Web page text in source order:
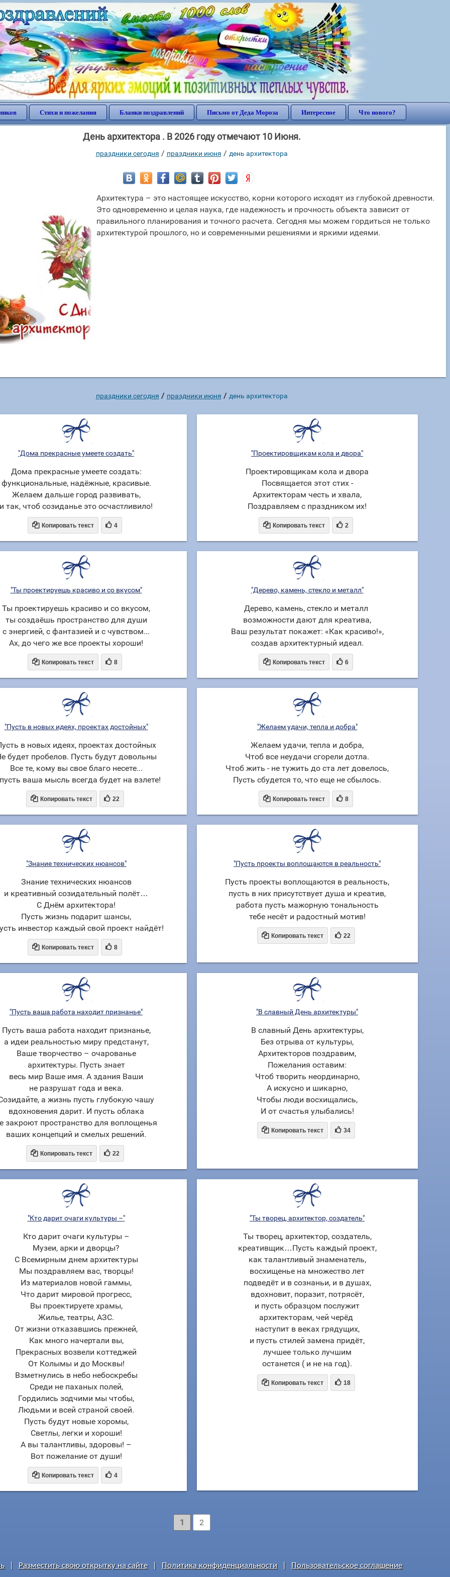
Стихи и пожелания Бланки поздравлений Письмо от Деда Мороза Интересное Что нового?
День архитектора . В 2026 году отмечают 10 Июня.
праздники сегодня / праздники июня / день архитектора
Архитектура – это настоящее искусство, корни которого исходят из глубокой древности.
Это одновременно и целая наука, где надежность и прочность объекта зависит от
правильного планирования и точного расчета. Сегодня мы можем гордиться не только
архитектурой прошлого, но и современными решениями и яркими идеями.
праздники сегодня / праздники июня / день архитектора
"Дома прекрасные умеете создать"
Дома прекрасные умеете создать:
функциональные, надёжные, красивые.
Желаем дальше город развивать,
и так, чтоб созиданье это осчастливило!
 Копировать текст  4
"Проектировщикам кола и двора"
Проектировщикам кола и двора
Посвящается этот стих -
Архитекторам честь и хвала,
Поздравляем с праздником их!
 Копировать текст  2
"Ты проектируешь красиво и со вкусом"
Ты проектируешь красиво и со вкусом,
ты создаёшь пространство для души
с энергией, с фантазией и с чувством...
Ах, до чего же все проекты хороши!
 Копировать текст  8
"Дерево, камень, стекло и металл"
Дерево, камень, стекло и металл
возможности дают для креатива,
Ваш результат покажет: «Как красиво!»,
создав архитектурный идеал.
 Копировать текст  6
"Пусть в новых идеях, проектах достойных"
в новых идеях, проектах достойных
будет пробелов. Пусть будут довольны
Все те, кому вы свое благо несете...
ваша мысль всегда будет на взлете!
 Копировать текст  22
"Желаем удачи, тепла и добра"
Желаем удачи, тепла и добра,
Чтоб все неудачи сгорели дотла.
Чтоб жить - не тужить до ста лет довелось,
Пусть сбудется то, что еще не сбылось.
 Копировать текст  8
"Знание технических нюансов"
Знание технических нюансов
и креативный созидательный полёт…
С Днём архитектора!
Пусть жизнь подарит шансы,
инвестор каждый свой проект найдёт!
 Копировать текст  8
"Пусть проекты воплощаются в реальность"
Пусть проекты воплощаются в реальность,
пусть в них присутствует душа и креатив,
работа пусть мажорную тональность
тебе несёт и радостный мотив!
 Копировать текст  22
"Пусть ваша работа находит признанье"
Пусть ваша работа находит признанье,
а идеи реальностью миру предстанут,
Ваше творчество – очарованье
архитектуры. Пусть знает
весь мир Ваше имя. А здания Ваши
не разрушат года и века.
а жизнь пусть глубокую чашу
вдохновения дарит. И пусть облака
закроют пространство для воплощенья
ваших концепций и смелых решений.
 Копировать текст  22
"В славный День архитектуры"
В славный День архитектуры,
Без отрыва от культуры,
Архитекторов поздравим,
Пожелания оставим:
Чтоб творить неординарно,
А искусно и шикарно,
Чтобы люди восхищались,
И от счастья улыбались!
 Копировать текст  34
"Кто дарит очаги культуры –"
Кто дарит очаги культуры –
Музеи, арки и дворцы?
С Всемирным днем архитектуры
Мы поздравляем вас, творцы!
Из материалов новой гаммы,
Что дарит мировой прогресс,
Вы проектируете храмы,
Жилье, театры, АЗС.
От жизни отказавшись прежней,
Как много начертали вы,
Прекрасных возвели коттеджей
От Колымы и до Москвы!
Взметнулись в небо небоскребы
Среди не паханых полей,
Гордились зодчими мы чтобы,
Людьми и всей страной своей.
Пусть будут новые хоромы,
Светлы, легки и хороши!
А вы талантливы, здоровы! –
Вот пожелание от души!
 Копировать текст  4
"Ты творец, архитектор, создатель"
Ты творец, архитектор, создатель,
креативщик…Пусть каждый проект,
как талантливый знаменатель,
восхищенье на множество лет
подведёт и в сознаньи, и в душах,
вдохновит, поразит, потрясёт,
и пусть образцом послужит
архитекторам, чей черёд
наступит в веках грядущих,
и пусть стилей замена придёт,
лучшее только лучшим
останется ( и не на год).
 Копировать текст  18
1 2
Разместить свою открытку на сайте Политика конфиденциальности Пользовательское соглашение